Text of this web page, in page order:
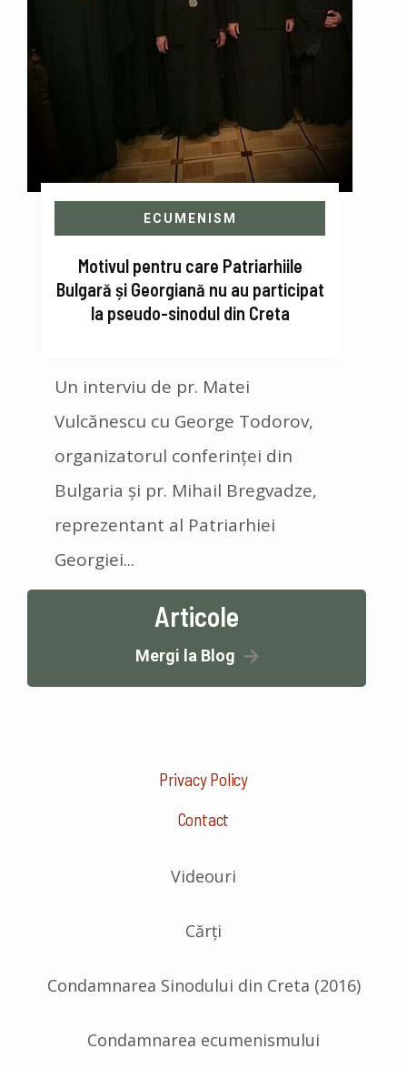
ECUMENISM
Motivul pentru care Patriarhiile
Bulgară și Georgiană nu au participat
la pseudo-sinodul din Creta
Un interviu de pr. Matei
Vulcănescu cu George Todorov,
organizatorul conferinței din
Bulgaria și pr. Mihail Bregvadze,
reprezentant al Patriarhiei
Georgiei...
Articole
Mergi la Blog
Privacy Policy
Contact
Videouri
Cărți
Condamnarea Sinodului din Creta (2016)
Condamnarea ecumenismului